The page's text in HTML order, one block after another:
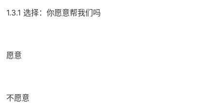
1.3.1 选择：你愿意帮我们吗
愿意
不愿意